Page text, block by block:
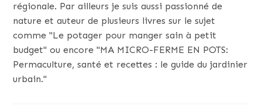
régionale. Par ailleurs je suis aussi passionné de
nature et auteur de plusieurs livres sur le sujet
comme "Le potager pour manger sain à petit
budget" ou encore "MA MICRO-FERME EN POTS:
Permaculture, santé et recettes : le guide du jardinier
urbain."